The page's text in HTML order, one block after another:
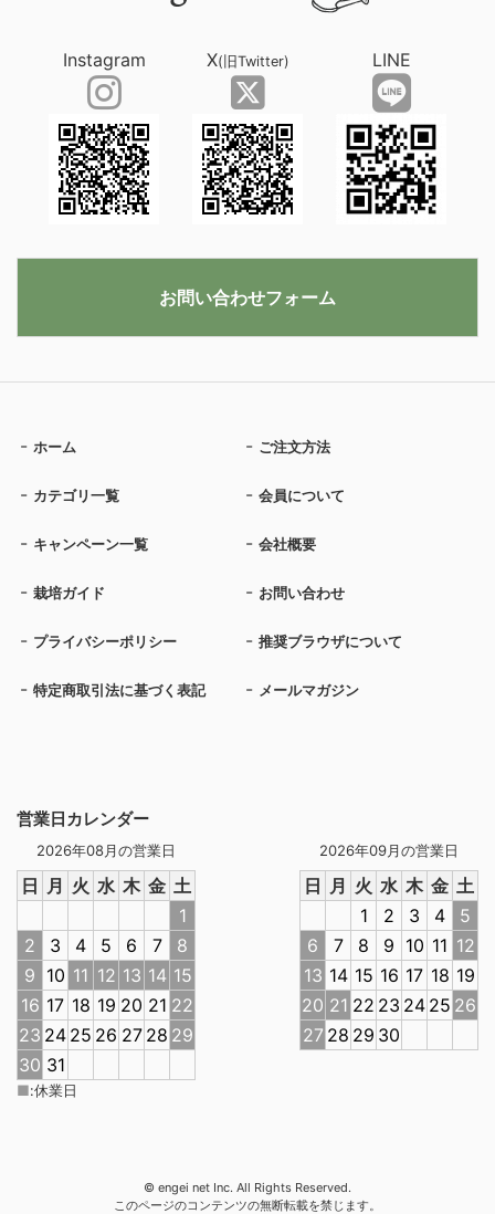
営業日カレンダー
2026年08月の営業日
日 月 火 水 木 金 土
1
2
3 4 5 6 7
8
9 10 11 12 13 14 15
16 17 18 19 20 21 22
23 24 25 26 27 28 29
30 31
2026年09月の営業日
日 月 火 水 木 金 土
1
2 3 4
5
6
7 8 9 10 11 12
13 14 15 16 17 18 19
20 21 22 23 24 25 26
27 28 29 30
■:休業日
ホーム ご注文方法
カテゴリ一覧 会員について
キャンペーン一覧 会社概要
栽培ガイド お問い合わせ
プライバシーポリシー 推奨ブラウザについて
特定商取引法に基づく表記 メールマガジン
Instagram X(旧Twitter) LINE
お問い合わせフォーム
© engei net Inc. All Rights Reserved.
このページのコンテンツの無断転載を禁じます。